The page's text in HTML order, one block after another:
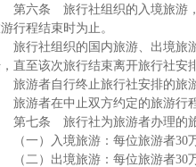
六条 旅行社组织的入境旅游，
行程结束时为止。
行社组织的国内旅游、出境旅游
直至该次旅行结束离开旅行社安
游者自行终止旅行社安排的旅游
游者在中止双方约定的旅游行程
七条 旅行社为旅游者办理的旅
一）入境旅游：每位旅游者30万
二）出境旅游：每位旅游者30万